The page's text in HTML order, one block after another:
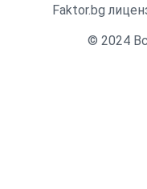
Faktor.bg
© 2024